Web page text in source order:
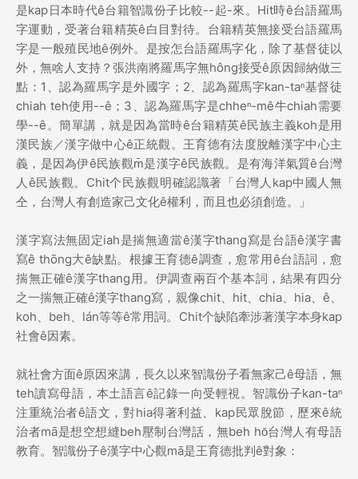
是kap日本時代ê台籍智識份子比較--起-來。Hit時ê台語羅馬
字運動，受著台籍精英ê白目對待。台籍精英無接受台語羅馬
字是一般殖民地ê例外。是按怎台語羅馬字化，除了基督徒以
外，無啥人支持？張洪南將羅馬字無hông接受ê原因歸納做三
點：1、認為羅馬字是外國字；2、認為羅馬字kan-taⁿ基督徒
chiah teh使用--ê；3、認為羅馬字是chheⁿ-mê牛chiah需要
學--ê。簡單講，就是因為當時ê台籍精英ê民族主義koh是用
漢民族／漢字做中心ê正統觀。王育德有法度脫離漢字中心主
義，是因為伊ê民族觀m̄是漢字ê民族觀。是有海洋氣質ê台灣
人ê民族觀。Chit个民族觀明確認識著「台灣人kap中國人無
仝，台灣人有創造家己文化ê權利，而且也必須創造。」
漢字寫法無固定iah是揣無適當ê漢字thang寫是台語ê漢字書
寫ê thōng大ê缺點。根據王育德ê調查，愈常用ê台語詞，愈
揣無正確ê漢字thang用。伊調查兩百个基本詞，結果有四分
之一揣無正確ê漢字thang寫，親像chit、hit、chia、hia、ê、
koh、beh、lán等等ê常用詞。Chit个缺陷牽涉著漢字本身kap
社會ê因素。
就社會方面ê原因來講，長久以來智識份子看無家己ê母語，無
teh讀寫母語，本土語言ê記錄一向受輕視。智識份子kan-taⁿ
注重統治者ê語文，對hia得著利益、kap民眾脫節，歷來ê統
治者mā是想空想縫beh壓制台灣話，無beh hō͘台灣人有母語
教育。智識份子ê漢字中心觀mā是王育德批判ê對象：